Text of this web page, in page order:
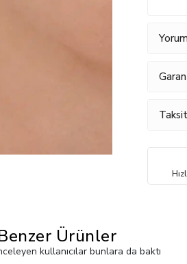
Ürünler
kullanıcılar bunlara da baktı